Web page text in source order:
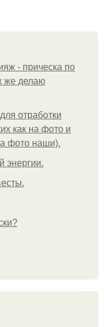
- прическа по
же делаю
отработки
как на фото и
фото наши).
энергии.